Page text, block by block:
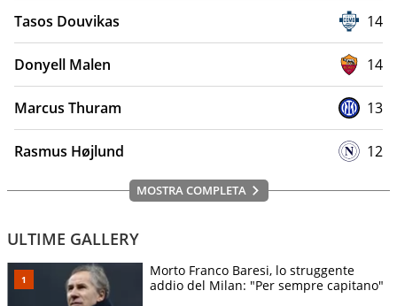
Tasos Douvikas 14
Donyell Malen 14
Marcus Thuram 13
Rasmus Højlund 12
MOSTRA COMPLETA
ULTIME GALLERY
Morto Franco Baresi, lo struggente
addio del Milan: "Per sempre capitano"